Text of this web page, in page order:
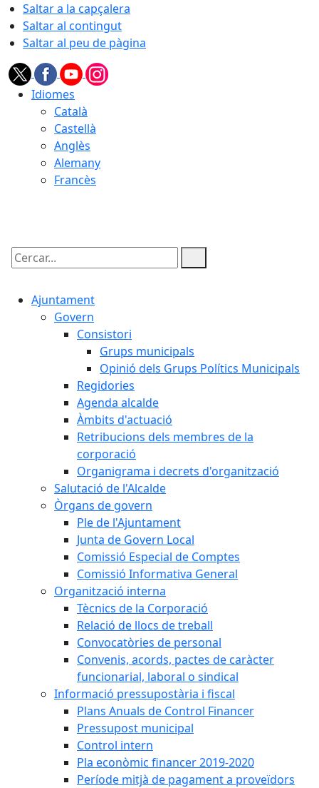
Saltar a la capçalera
Saltar al contingut
Saltar al peu de pàgina
Idiomes
Català
Castellà
Anglès
Alemany
Francès
Cercar:
Ajuntament
Govern
Consistori
Grups municipals
Opinió dels Grups Polítics Municipals
Regidories
Agenda alcalde
Àmbits d'actuació
Retribucions dels membres de la
corporació
Organigrama i decrets d'organització
Salutació de l'Alcalde
Òrgans de govern
Ple de l'Ajuntament
Junta de Govern Local
Comissió Especial de Comptes
Comissió Informativa General
Organització interna
Tècnics de la Corporació
Relació de llocs de treball
Convocatòries de personal
Convenis, acords, pactes de caràcter
funcionarial, laboral o sindical
Informació pressupostària i fiscal
Plans Anuals de Control Financer
Pressupost municipal
Control intern
Pla econòmic financer 2019-2020
Període mitjà de pagament a proveïdors